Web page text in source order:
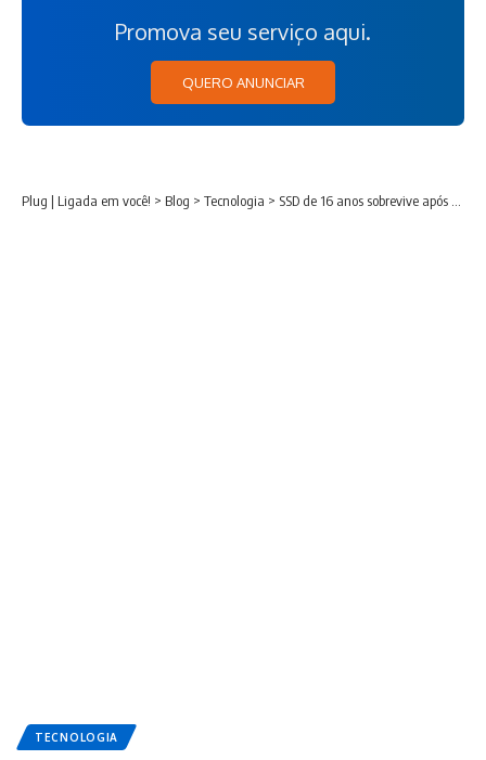
Promova seu serviço aqui.
QUERO ANUNCIAR
Plug | Ligada em você! > Blog > Tecnologia > SSD de 16 anos sobrevive após gravar 1 petabyte de dados e desafia limites do armazenamento
TECNOLOGIA